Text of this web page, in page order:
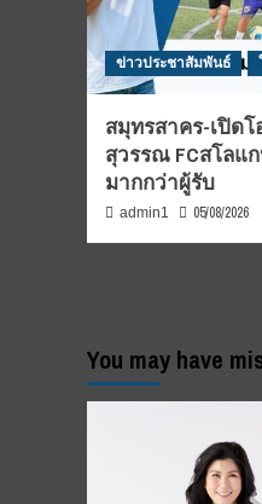
ข่าวประชาสัมพันธ์
สมุทรสาคร-เปิด
สุวรรณ FCสโลแ
มากกว่าผู้รับ
admin1 05/08/2026
You may have